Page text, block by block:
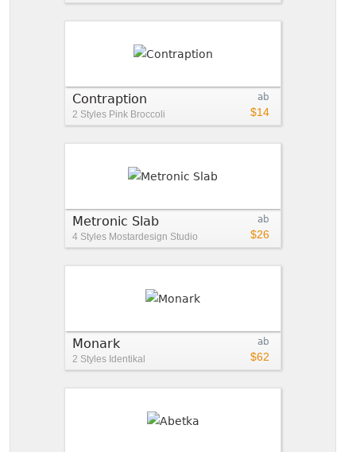
ab
$14
Contraption
2 Styles Pink Broccoli
ab
$26
Metronic Slab
4 Styles Mostardesign Studio
ab
$62
Monark
2 Styles Identikal